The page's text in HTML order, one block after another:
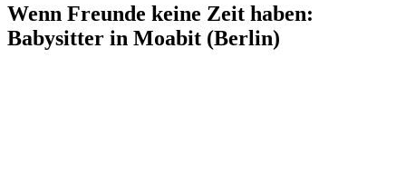
Wenn Freunde keine Zeit haben:
Babysitter in Moabit (Berlin)